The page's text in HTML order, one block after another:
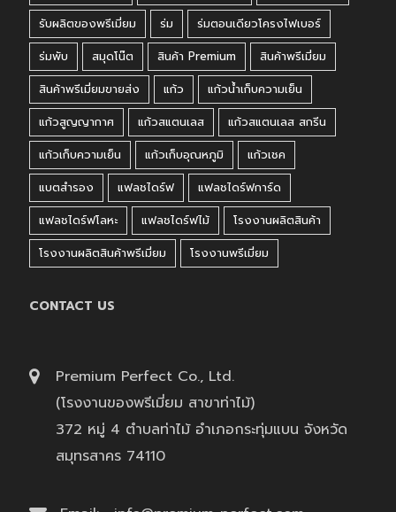
รับผลิตของพรีเมี่ยม
ร่ม
ร่มตอนเดียวโครงไฟเบอร์
ร่มพับ
สมุดโน๊ต สินค้า Premium
สินค้าพรีเมี่ยม
สินค้าพรีเมี่ยมขายส่ง
แก้ว
แก้วน้ำเก็บความเย็น
แก้วสูญญากาศ
แก้วสแตนเลส
แก้วสแตนเลส สกรีน
แก้วเก็บความเย็น
แก้วเก็บอุณหภูมิ
แก้วเชค
แบตสำรอง
แฟลชไดร์ฟ
แฟลชไดร์ฟการ์ด
แฟลชไดร์ฟโลหะ
แฟลชไดร์ฟไม้
โรงงานผลิตสินค้า
โรงงานผลิตสินค้าพรีเมี่ยม
โรงงานพรีเมี่ยม
CONTACT US
Premium Perfect Co., Ltd.
(โรงงานของพรีเมี่ยม สาขาท่าไม้)
372 หมู่ 4 ตำบลท่าไม้ อำเภอกระทุ่มแบน จังหวัด
สมุทรสาคร 74110